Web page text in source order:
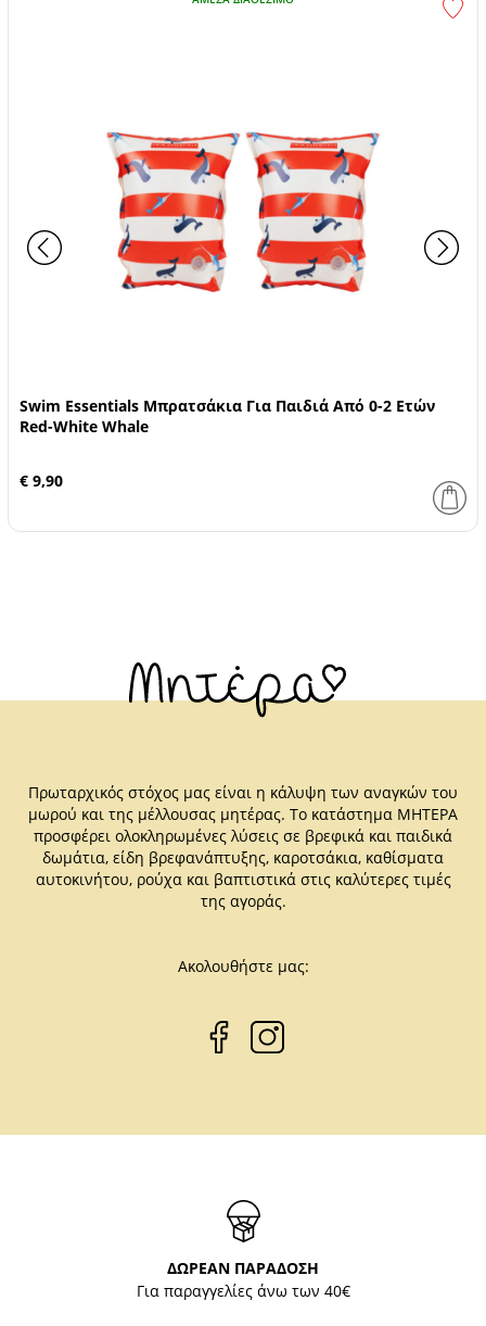
Swim Essentials Μπρατσάκια Για Παιδιά Από 0-2 Ετών
Red-White Whale
€ 9,90
Πρωταρχικός στόχος μας είναι η κάλυψη των αναγκών του
μωρού και της μέλλουσας μητέρας. Το κατάστημα ΜΗΤΕΡΑ
προσφέρει ολοκληρωμένες λύσεις σε βρεφικά και παιδικά
δωμάτια, είδη βρεφανάπτυξης, καροτσάκια, καθίσματα
αυτοκινήτου, ρούχα και βαπτιστικά στις καλύτερες τιμές
της αγοράς.
Ακολουθήστε μας:
ΔΩΡΕΑΝ ΠΑΡΑΔΟΣΗ
Για παραγγελίες άνω των 40€